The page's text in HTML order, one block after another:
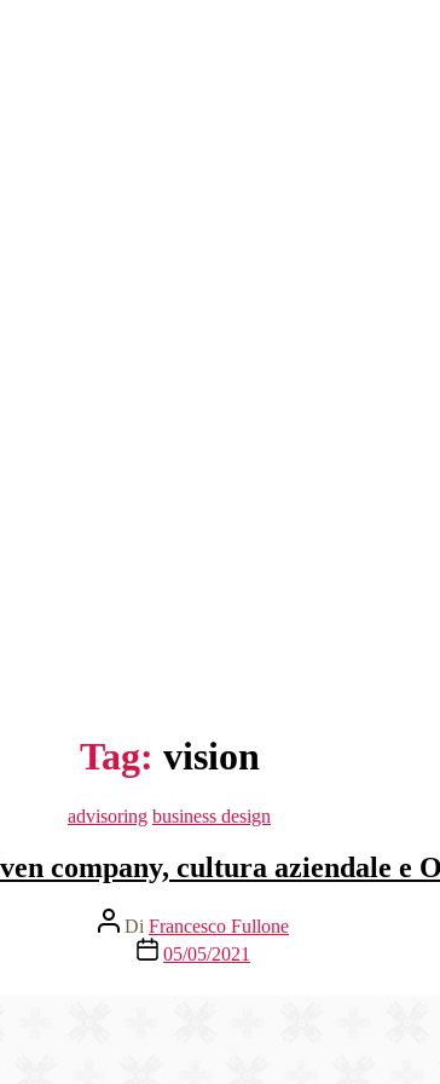
Tag: vision
Categorie
advisoring business design
company, cultura aziendale e
Autore
articolo
Di Francesco Fullone
Data
dell'articolo
05/05/2021